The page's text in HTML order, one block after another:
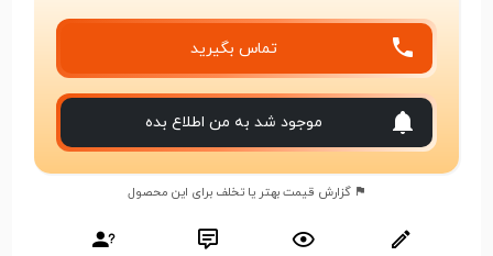
تماس بگیرید
موجود شد به من اطلاع بده
گزارش قیمت بهتر یا تخلف برای این محصول